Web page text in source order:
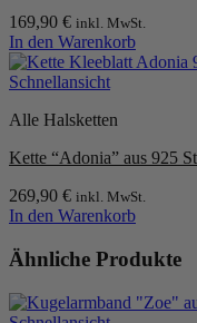
169,90 € inkl. MwSt.
In den Warenkorb
Schnellansicht
Alle Halsketten
Kette “Adonia” aus 925
269,90 € inkl. MwSt.
In den Warenkorb
Ähnliche Produkte